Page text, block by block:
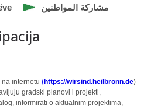
مشاركة المواطنين
internetu (https://wirsind.heilbronn.de)
gradski planovi i projekti,
informirati o aktualnim projektima,